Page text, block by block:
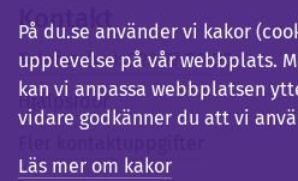
Kontakt
Telefon (vx): 023-77 80 00
Hjälpsidor
På du.se använder vi kakor
upplevelse på vår webbplats.
kan vi anpassa webbplatsen
vidare godkänner du att vi
Läs mer om kakor